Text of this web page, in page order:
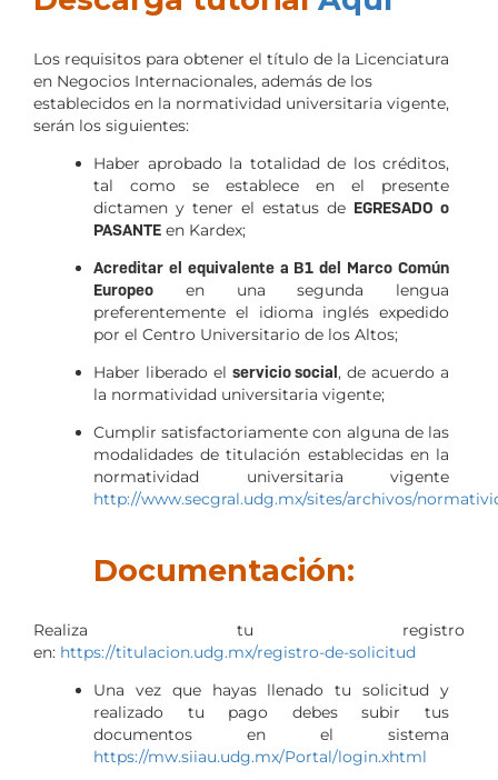
Los requisitos para obtener el título de la Licenciatura
en Negocios Internacionales, además de los
establecidos en la normatividad universitaria vigente,
serán los siguientes:
Haber aprobado la totalidad de los créditos,
tal como se establece en el presente
dictamen y tener el estatus de EGRESADO o
PASANTE en Kardex;
Acreditar el equivalente a B1 del Marco Común
Europeo en una segunda lengua
preferentemente el idioma inglés expedido
por el Centro Universitario de los Altos;
Haber liberado el servicio social, de acuerdo a
la normatividad universitaria vigente;
Cumplir satisfactoriamente con alguna de las
modalidades de titulación establecidas en la
normatividad universitaria vigente
http://www.secgral.udg.mx/sites/archivos/
Documentación:
Realiza tu registro
en: https://titulacion.udg.mx/registro-de-solicitud
Una vez que hayas llenado tu solicitud y
realizado tu pago debes subir tus
documentos en el sistema
https://mw.siiau.udg.mx/Portal/login.xhtml